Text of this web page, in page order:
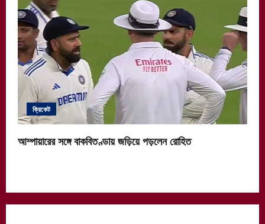
ক্রিকেট
আম্পায়ারের সঙ্গে বাকবিতণ্ডায় জড়িয়ে পড়লেন রোহিত